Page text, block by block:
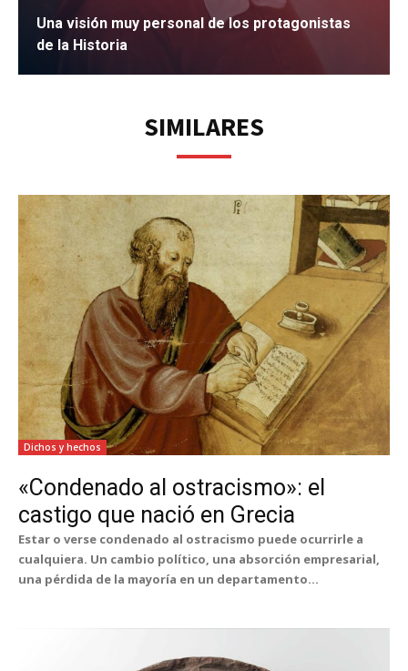
Una visión muy personal de los protagonistas
de la Historia
SIMILARES
Dichos y hechos
«Condenado al ostracismo»: el
castigo que nació en Grecia
Estar o verse condenado al ostracismo puede ocurrirle a
cualquiera. Un cambio político, una absorción empresarial,
una pérdida de la mayoría en un departamento...